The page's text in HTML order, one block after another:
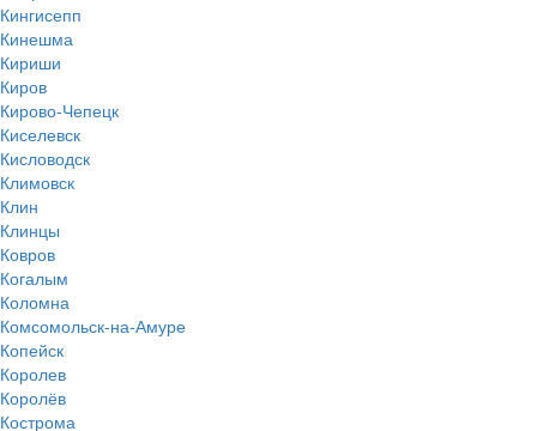
Кингисепп
Кинешма
Кириши
Киров
Кирово-Чепецк
Киселевск
Кисловодск
Климовск
Клин
Клинцы
Ковров
Когалым
Коломна
Комсомольск-на-Амуре
Копейск
Королев
Королёв
Кострома